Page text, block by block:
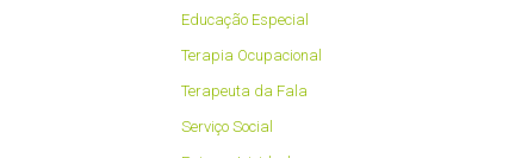
A partir dos 7 anos
Centro de Atividades Ocupacionais
À Família
Educação Especial
Terapia Ocupacional
Terapeuta da Fala
Serviço Social